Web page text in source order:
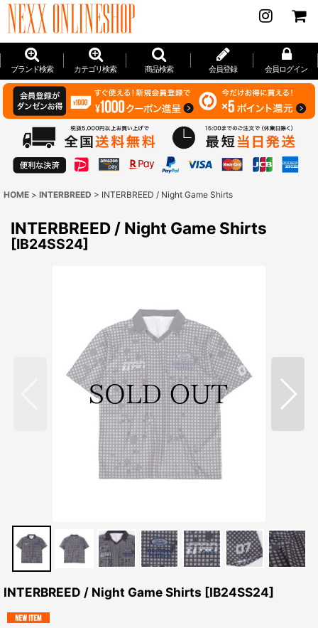
ブランド検索 カテゴリ検索 商品検索 会員登録 会員ログイン
HOME > INTERBREED > INTERBREED / Night Game Shirts
INTERBREED / Night Game Shirts
[IB24SS24]
INTERBREED / Night Game Shirts [IB24SS24]